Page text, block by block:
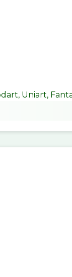
Uniart,